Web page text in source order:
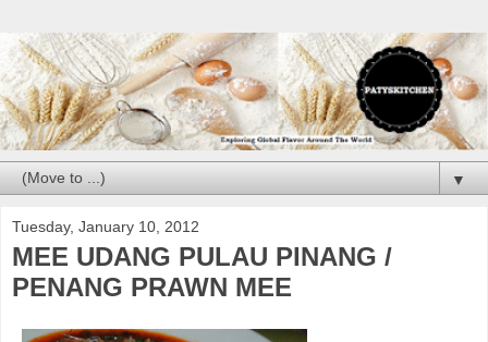
▼
Tuesday, January 10, 2012
MEE UDANG PULAU PINANG /
PENANG PRAWN MEE